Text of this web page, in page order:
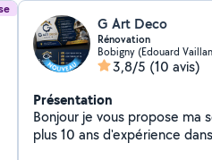
G Art Deco
Rénovation
Bobigny (Edouard
3,8/5 (10 avis)
Présentation
Bonjour je vous propose ma société [ G ART
plus 10 ans d'expérience